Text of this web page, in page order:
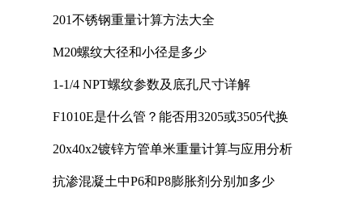
201不锈钢重量计算方法大全
M20螺纹大径和小径是多少
1-1/4 NPT螺纹参数及底孔尺寸详解
F1010E是什么管？能否用3205或3505代换
20x40x2镀锌方管单米重量计算与应用分析
抗渗混凝土中P6和P8膨胀剂分别加多少